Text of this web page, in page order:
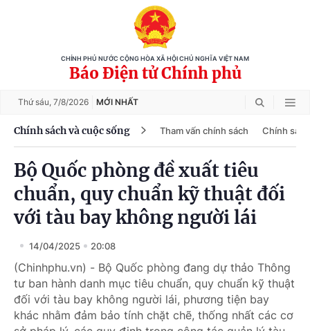
CHÍNH PHỦ NƯỚC CỘNG HÒA XÃ HỘI CHỦ NGHĨA VIỆT NAM
Báo Điện tử Chính phủ
Thứ sáu, 7/8/2026 MỚI NHẤT
Chính sách và cuộc sống Tham vấn chính sách Chính
Bộ Quốc phòng đề xuất tiêu
chuẩn, quy chuẩn kỹ thuật đối
với tàu bay không người lái
14/04/2025 20:08
(Chinhphu.vn) - Bộ Quốc phòng đang dự thảo Thông
tư ban hành danh mục tiêu chuẩn, quy chuẩn kỹ thuật
đối với tàu bay không người lái, phương tiện bay
khác nhằm đảm bảo tính chặt chẽ, thống nhất các cơ